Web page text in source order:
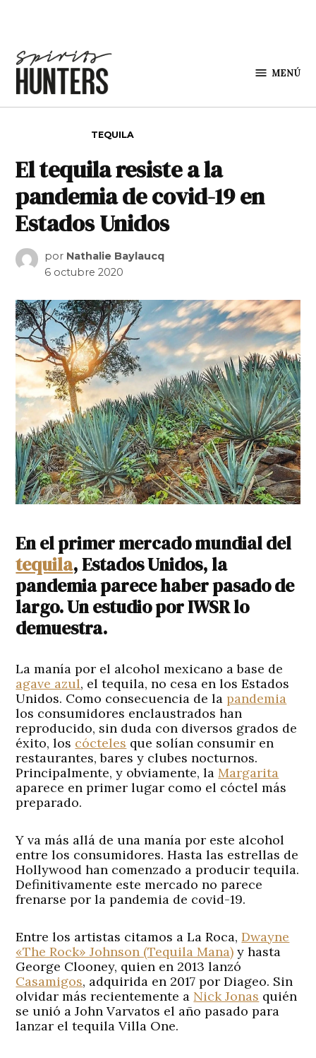
MENÚ
TEQUILA
El tequila resiste a la
pandemia de covid-19 en
Estados Unidos
por Nathalie Baylaucq
6 octubre 2020
En el primer mercado mundial del
tequila, Estados Unidos, la
pandemia parece haber pasado de
largo. Un estudio por IWSR lo
demuestra.
La manía por el alcohol mexicano a base de
agave azul, el tequila, no cesa en los Estados
Unidos. Como consecuencia de lapandemia
los consumidores enclaustrados han
reproducido, sin duda con diversos grados de
éxito, los cócteles que solían consumir en
restaurantes, bares y clubes nocturnos.
Principalmente, y obviamente, la Margarita
aparece en primer lugar como el cóctel más
preparado.
Y va más allá de una manía por este alcohol
entre los consumidores. Hasta las estrellas de
Hollywood han comenzado a producir tequila.
Definitivamente este mercado no parece
frenarse por la pandemia de covid-19.
Entre los artistas citamos a La Roca,Dwayne
«The Rock» Johnson (Tequila Mana) y hasta
George Clooney, quien en 2013 lanzó
Casamigos, adquirida en 2017 por Diageo. Sin
olvidar más recientemente a Nick Jonas quién
se unió a John Varvatos el año pasado para
lanzar el tequila Villa One.